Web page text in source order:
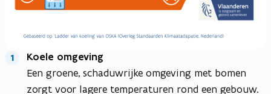
Koele omgeving
Een groene, schaduwrijke omgeving met bomen
zorgt voor lagere temperaturen rond een gebouw.